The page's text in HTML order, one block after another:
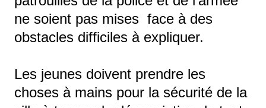
ne soient pas mises face à des
obstacles difficiles à expliquer.
Les jeunes doivent prendre les
choses à mains pour la sécurité de la